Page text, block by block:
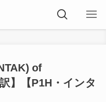
of
】【P1H・インタ